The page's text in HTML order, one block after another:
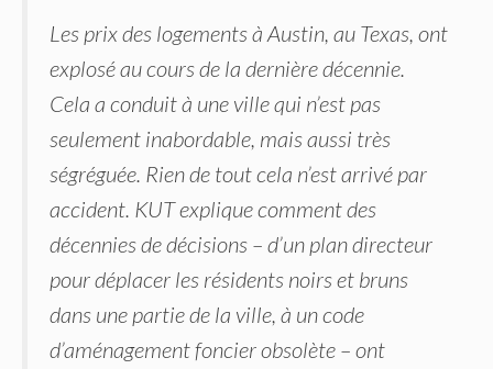
Les prix des logements à Austin, au Texas, ont
explosé au cours de la dernière décennie.
Cela a conduit à une ville qui n’est pas
seulement inabordable, mais aussi très
ségréguée. Rien de tout cela n’est arrivé par
accident. KUT explique comment des
décennies de décisions – d’un plan directeur
pour déplacer les résidents noirs et bruns
dans une partie de la ville, à un code
d’aménagement foncier obsolète – ont